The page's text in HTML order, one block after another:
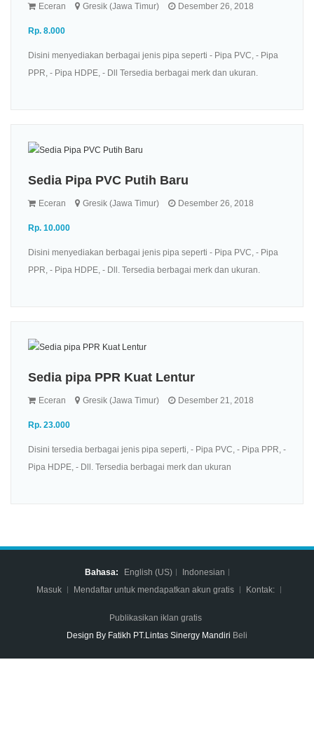
Eceran Gresik (Jawa Timur) Desember 26, 2018
Rp. 8.000
Disini menyediakan berbagai jenis pipa seperti - Pipa PVC, - Pipa
PPR, - Pipa HDPE, - Dll Tersedia berbagai merk dan ukuran.
Sedia Pipa PVC Putih Baru
Eceran Gresik (Jawa Timur) Desember 26, 2018
Rp. 10.000
Disini menyediakan berbagai jenis pipa seperti - Pipa PVC, - Pipa
PPR, - Pipa HDPE, - Dll. Tersedia berbagai merk dan ukuran.
Sedia pipa PPR Kuat Lentur
Eceran Gresik (Jawa Timur) Desember 21, 2018
Rp. 23.000
Disini tersedia berbagai jenis pipa seperti, - Pipa PVC, - Pipa PPR, -
Pipa HDPE, - Dll. Tersedia berbagai merk dan ukuran
Bahasa: English (US)
Indonesian
Masuk
Mendaftar untuk mendapatkan akun gratis Kontak:
Publikasikan iklan gratis
Design By Fatikh PT.Lintas Sinergy Mandiri Beli